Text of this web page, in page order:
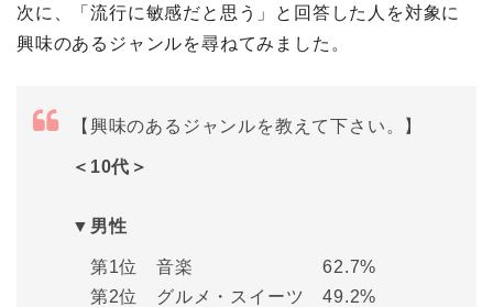
次に、「流行に敏感だと思う」と回答した人を対象に
興味のあるジャンルを尋ねてみました。
【興味のあるジャンルを教えて下さい。】
＜10代＞
▼男性
第1位 音楽 62.7%
第2位 グルメ・スイーツ 49.2%